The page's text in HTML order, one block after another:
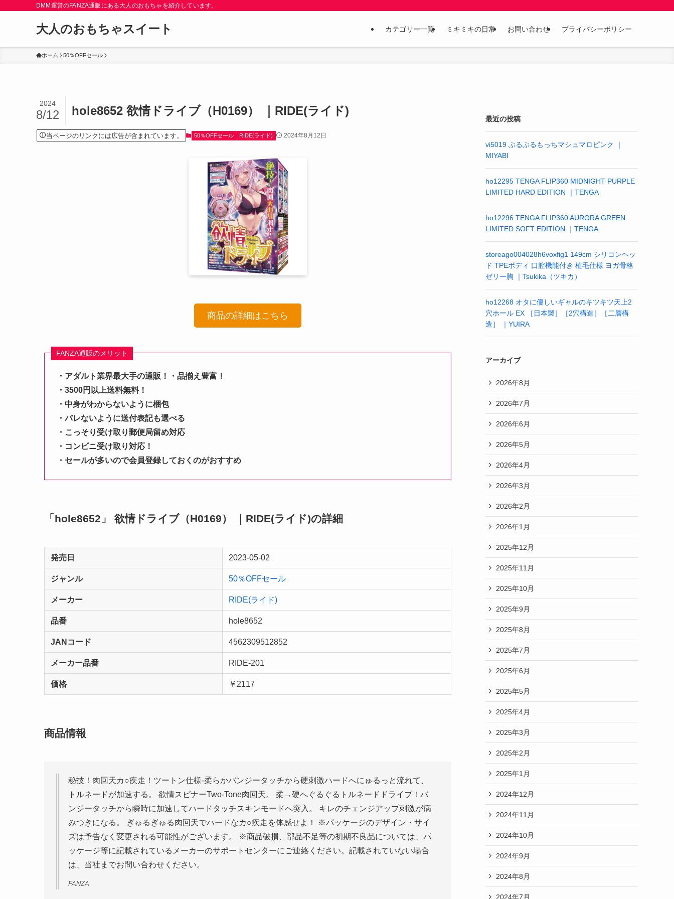
DMM運営のFANZA通販にある大人のおもちゃを紹介しています。
大人のおもちゃスイート カテゴリー一覧 ミキミキの日常 お問い合わせ プライバシーポリシー
ホーム 50％OFFセール
hole8652 欲情ドライブ（H0169） ｜RIDE(ライド)
2024
8/12
当ページのリンクには広告が含まれています。 50％OFFセール RIDE(ライド) 2024年8月12日
商品の詳細はこちら
FANZA通販のメリット
・アダルト業界最大手の通販！・品揃え豊富！
・3500円以上送料無料！
・中身がわからないように梱包
・バレないように送付表記も選べる
・こっそり受け取り郵便局留め対応
・コンビニ受け取り対応！
・セールが多いので会員登録しておくのがおすすめ
「hole8652」 欲情ドライブ（H0169） ｜RIDE(ライド)の詳細
発売日 2023-05-02
ジャンル 50％OFFセール
メーカー RIDE(ライド)
品番 hole8652
JANコード 4562309512852
メーカー品番 RIDE-201
価格 ￥2117
商品情報
秘技！肉回天カ○疾走！ツートン仕様-柔らかバンジータッチから硬刺激ハードへにゅるっと流れて、
トルネードが加速する。 欲情スピナーTwo-Tone肉回天。 柔→硬へぐるぐるトルネードドライブ！バ
ンジータッチから瞬時に加速してハードタッチスキンモードへ突入。 キレのチェンジアップ刺激が病
みつきになる。 ぎゅるぎゅる肉回天でハードなカ○疾走を体感せよ！ ※パッケージのデザイン・サイ
ズは予告なく変更される可能性がございます。 ※商品破損、部品不足等の初期不良品については、パ
ッケージ等に記載されているメーカーのサポートセンターにご連絡ください。記載されていない場合
は、当社までお問い合わせください。
FANZA
最近の投稿
vi5019 ぶるぶるもっちマシュマロピンク ｜
MIYABI
ho12295 TENGA FLIP360 MIDNIGHT PURPLE
LIMITED HARD EDITION ｜TENGA
ho12296 TENGA FLIP360 AURORA GREEN
LIMITED SOFT EDITION ｜TENGA
storeago004028h6voxfig1 149cm シリコンヘッ
ド TPEボディ 口腔機能付き 植毛仕様 ヨガ骨格
ゼリー胸 ｜Tsukika（ツキカ）
ho12268 オタに優しいギャルのキツキツ天上2
穴ホール EX ［日本製］［2穴構造］［二層構
造］ ｜YUIRA
アーカイブ
2026年8月
2026年7月
2026年6月
2026年5月
2026年4月
2026年3月
2026年2月
2026年1月
2025年12月
2025年11月
2025年10月
2025年9月
2025年8月
2025年7月
2025年6月
2025年5月
2025年4月
2025年3月
2025年2月
2025年1月
2024年12月
2024年11月
2024年10月
2024年9月
2024年8月
2024年7月